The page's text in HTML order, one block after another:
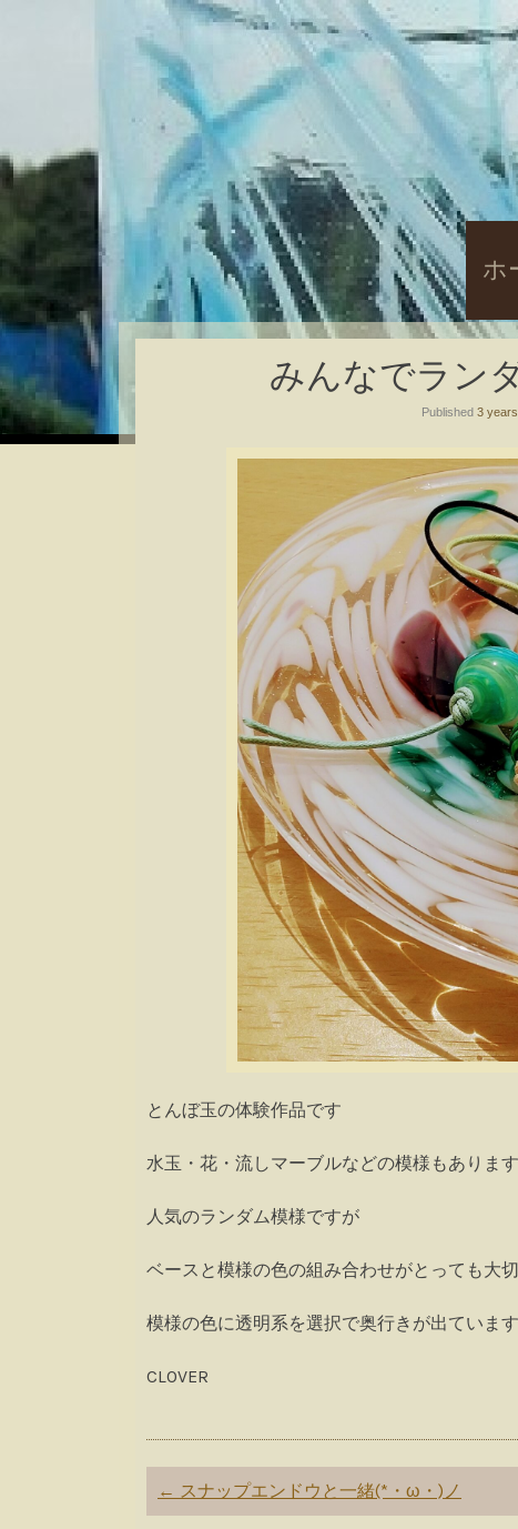
ホ
みんなでラン
Published 3
とんぼ玉の体験作品です
水玉・花・流しマーブルなどの模様もありま
人気のランダム模様ですが
ベースと模様の色の組み合わせがとっても大
模様の色に透明系を選択で奥行きが出ていま
CLOVER
Post
navigation
← スナップエンドウと一緒(*・ω・)ノ